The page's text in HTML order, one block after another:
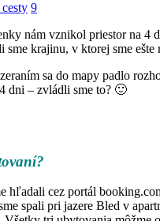
9
nám vznikol priestor na 4
krajinu, v ktorej sme ešte
sa do mapy padlo
dni – zvládli sme to? 🙂
hľadali cez portál
spali pri jazere Bled v